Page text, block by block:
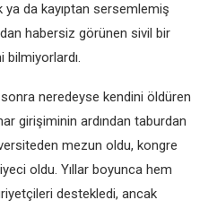
ya da kayıptan sersemlemiş
habersiz görünen sivil bir
bilmiyorlardı.
neredeyse kendini öldüren
girişiminin ardından taburdan
mezun oldu, kongre
oldu. Yıllar boyunca hem
destekledi, ancak